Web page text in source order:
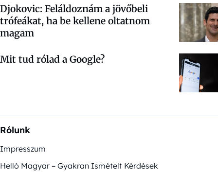
Djokovic: Feláldoznám a jövőbeli
trófeákat, ha be kellene oltatnom
magam
Mit tud rólad a Google?
Rólunk
Impresszum
Helló Magyar – Gyakran Ismételt Kérdések